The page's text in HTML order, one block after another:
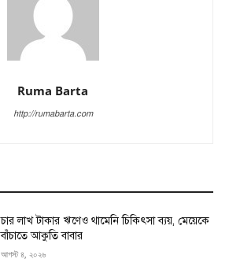
Ruma Barta
http://rumabarta.com
চার লাখ টাকার ঋণেও থামেনি চিকিৎসা ব্যয়, মেয়েকে
বাঁচাতে আকুতি বাবার
আগস্ট ৪, ২০২৬